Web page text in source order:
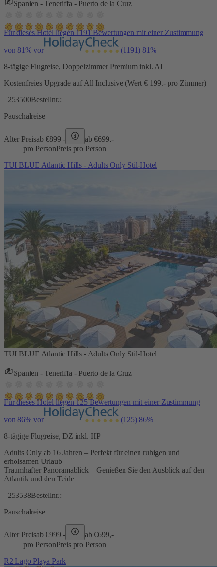
Spanien - Teneriffa - Puerto de la Cruz
Für dieses Hotel liegen 1191 Bewertungen mit einer Zustimmung
von 81% vor (1191) 81%
8-tägige Flugreise, Doppelzimmer Premium inkl. AI
Kostenfreies Upgrade auf All Inclusive (Wert € 199.- pro Zimmer)
253500Bestellnr.:
Pauschalreise
Alter Preisab €899,- ab €699,-
pro PersonPreis pro Person
TUI BLUE Atlantic Hills - Adults Only Stil-Hotel
TUI BLUE Atlantic Hills - Adults Only Stil-Hotel
Spanien - Teneriffa - Puerto de la Cruz
Für dieses Hotel liegen 125 Bewertungen mit einer Zustimmung
von 86% vor (125) 86%
8-tägige Flugreise, DZ inkl. HP
Adults Only ab 16 Jahren – Perfekt für einen ruhigen und
erholsamen Urlaub
Traumhafter Panoramablick – Genießen Sie den Ausblick auf den
Atlantik und den Teide
253538Bestellnr.:
Pauschalreise
Alter Preisab €999,- ab €699,-
pro PersonPreis pro Person
R2 Lago Playa Park